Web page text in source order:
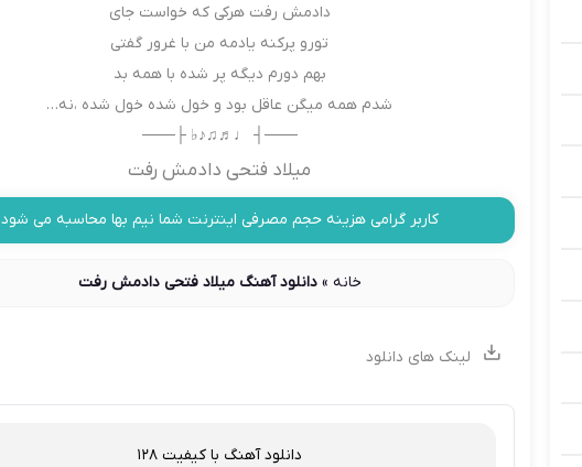
دادمش رفت هرکی که خواست جای
تورو پر‌کنه یادمه من با غرور گفتی
بهم دورم دیگه پر شده با همه بد
شدم همه میگن عاقل بود و خول شده خول شده ،نه…
───┤ ♩♬♫♪♭ ├───
میلاد فتحی دادمش رفت
کاربر گرامی هزینه حجم مصرفی اینترنت شما نیم بها محاسبه می شود
خانه »دانلود آهنگ میلاد فتحی دادمش رفت
لینک های دانلود
دانلود آهنگ با کیفیت 128